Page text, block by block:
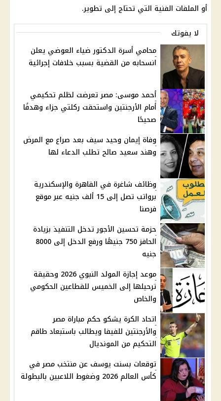
أو الملفات الفنية التي تحتاج إلى تطوير.
لا يفوتك
محامي أسرة الدكتور ضياء العوضي يعلن
انسحابه من القضية بسبب خلافات إجرائية
أحمد موسى: مصر تعرضت لظلم تحكيمي
أمام الأرجنتين واستحقت ركلتي جزاء وهدفًا
صحيحًا
وفاة إيمان وحيد سيف بعد صراع مع المرض
وهند سعيد صالح تطلب الدعاء لها
وظائف شاغرة في القاهرة والإسكندرية
برواتب تصل إلى 15 ألف جنيه عبر موقع
فرصنا
حزمة تحسين الأجور تدخل التنفيذ بزيادة
الحافز 750 جنيهًا ورفع الدخل إلى 8000
جنيه
موعد إجازة المولد النبوي 2026 وحقيقة
ترحيلها إلى الخميس للقطاعين الحكومي
والخاص
اتحاد الكرة يشكو حكم مباراة مصر
والأرجنتين للفيفا ويطالب باستبعاد طاقم
التحكيم من المونديال
توقعات بسنت يوسف عن منتخب مصر في
كأس العالم 2026 وضغوط اللاعبين بالبطولة